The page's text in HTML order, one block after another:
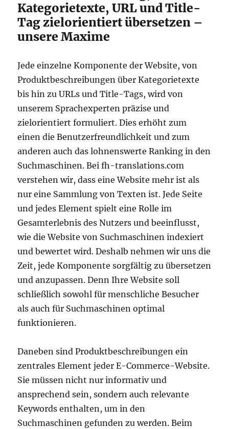
Kategorietexte, URL und Title-
Tag zielorientiert übersetzen –
unsere Maxime
Jede einzelne Komponente der Website, von
Produktbeschreibungen über Kategorietexte
bis hin zu URLs und Title-Tags, wird von
unserem Sprachexperten präzise und
zielorientiert formuliert. Dies erhöht zum
einen die Benutzerfreundlichkeit und zum
anderen auch das lohnenswerte Ranking in den
Suchmaschinen. Bei fh-translations.com
verstehen wir, dass eine Website mehr ist als
nur eine Sammlung von Texten ist. Jede Seite
und jedes Element spielt eine Rolle im
Gesamterlebnis des Nutzers und beeinflusst,
wie die Website von Suchmaschinen indexiert
und bewertet wird. Deshalb nehmen wir uns die
Zeit, jede Komponente sorgfältig zu übersetzen
und anzupassen. Denn Ihre Website soll
schließlich sowohl für menschliche Besucher
als auch für Suchmaschinen optimal
funktionieren.
Daneben sind Produktbeschreibungen ein
zentrales Element jeder E-Commerce-Website.
Sie müssen nicht nur informativ und
ansprechend sein, sondern auch relevante
Keywords enthalten, um in den
Suchmaschinen gefunden zu werden. Beim